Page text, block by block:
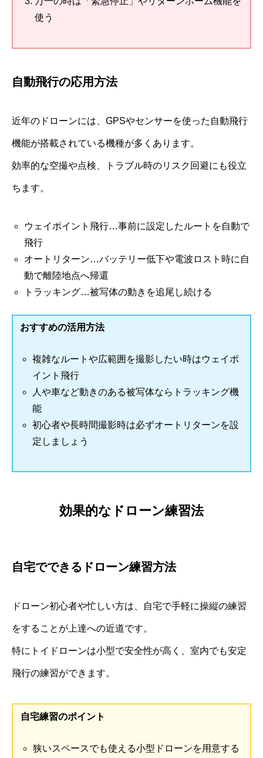
使う
自動飛行の応用方法
近年のドローンには、GPSやセンサーを使った自動飛行
機能が搭載されている機種が多くあります。
効率的な空撮や点検、トラブル時のリスク回避にも役立
ちます。
ウェイポイント飛行…事前に設定したルートを自動で
飛行
オートリターン…バッテリー低下や電波ロスト時に自
動で離陸地点へ帰還
トラッキング…被写体の動きを追尾し続ける
おすすめの活用方法
複雑なルートや広範囲を撮影したい時はウェイポ
イント飛行
人や車など動きのある被写体ならトラッキング機
能
初心者や長時間撮影時は必ずオートリターンを設
定しましょう
効果的なドローン練習法
自宅でできるドローン練習方法
ドローン初心者や忙しい方は、自宅で手軽に操縦の練習
をすることが上達への近道です。
特にトイドローンは小型で安全性が高く、室内でも安定
飛行の練習ができます。
自宅練習のポイント
狭いスペースでも使える小型ドローンを用意する